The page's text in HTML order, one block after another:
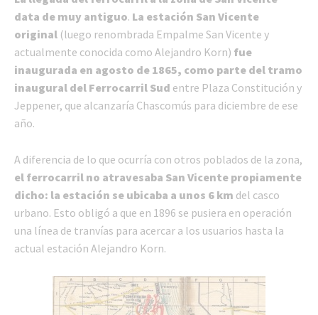
data de muy antiguo. La estación San Vicente
original (luego renombrada Empalme San Vicente y
actualmente conocida como Alejandro Korn) fue
inaugurada en agosto de 1865, como parte del tramo
inaugural del Ferrocarril Sud entre Plaza Constitución y
Jeppener, que alcanzaría Chascomús para diciembre de ese
año.
A diferencia de lo que ocurría con otros poblados de la zona,
el ferrocarril no atravesaba San Vicente propiamente
dicho: la estación se ubicaba a unos 6 km del casco
urbano. Esto obligó a que en 1896 se pusiera en operación
una línea de tranvías para acercar a los usuarios hasta la
actual estación Alejandro Korn.